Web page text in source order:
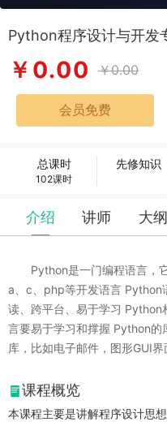
Python程序设计与开发
￥0.00 ￥0.00
总课时
102课时
先修知识
介绍 讲师 大纲
Python是一门编程语言，
a、c、php等开发语言 Python
读、跨平台、易于学习
言要易于学习和撑握 Python的
库，比如电子邮件，图形GUI界
课程概览
本课程主要是讲解程序设计思